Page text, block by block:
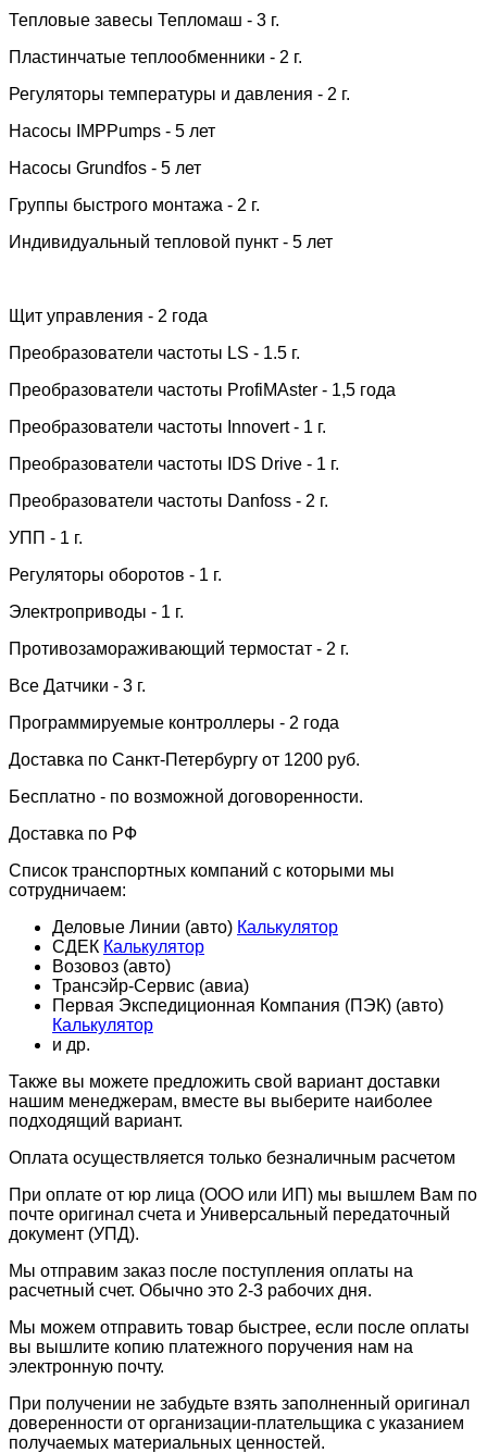
Тепловые завесы Тепломаш - 3 г.
Пластинчатые теплообменники - 2 г.
Регуляторы температуры и давления - 2 г.
Насосы IMPPumps - 5 лет
Насосы Grundfos - 5 лет
Группы быстрого монтажа - 2 г.
Индивидуальный тепловой пункт - 5 лет
Щит управления - 2 года
Преобразователи частоты LS - 1.5 г.
Преобразователи частоты ProfiMAster - 1,5 года
Преобразователи частоты Innovert - 1 г.
Преобразователи частоты IDS Drive - 1 г.
Преобразователи частоты Danfoss - 2 г.
УПП - 1 г.
Регуляторы оборотов - 1 г.
Электроприводы - 1 г.
Противозамораживающий термостат - 2 г.
Все Датчики - 3 г.
Программируемые контроллеры - 2 года
Доставка по Санкт-Петербургу от 1200 руб.
Бесплатно - по возможной договоренности.
Доставка по РФ
Список транспортных компаний с которыми мы
сотрудничаем:
Деловые Линии (авто) Калькулятор
СДЕК Калькулятор
Возовоз (авто)
Трансэйр-Сервис (авиа)
Первая Экспедиционная Компания (ПЭК) (авто)
Калькулятор
и др.
Также вы можете предложить свой вариант доставки
нашим менеджерам, вместе вы выберите наиболее
подходящий вариант.
Оплата осуществляется только безналичным расчетом
При оплате от юр лица (ООО или ИП) мы вышлем Вам по
почте оригинал счета и Универсальный передаточный
документ (УПД).
Мы отправим заказ после поступления оплаты на
расчетный счет. Обычно это 2-3 рабочих дня.
Мы можем отправить товар быстрее, если после оплаты
вы вышлите копию платежного поручения нам на
электронную почту.
При получении не забудьте взять заполненный оригинал
доверенности от организации-плательщика с указанием
получаемых материальных ценностей.